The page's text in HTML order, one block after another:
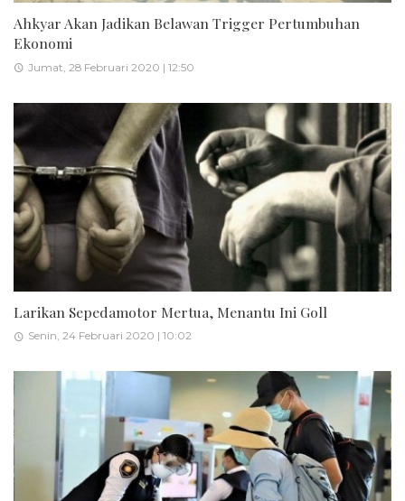
Ahkyar Akan Jadikan Belawan Trigger Pertumbuhan
Ekonomi
Jumat, 28 Februari 2020 | 12:50
Larikan Sepedamotor Mertua, Menantu Ini Goll
Senin, 24 Februari 2020 | 10:02